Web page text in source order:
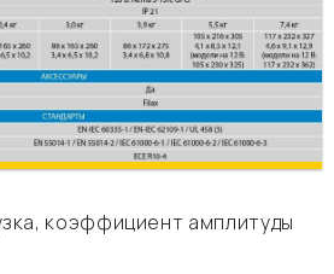
коэффициент амплитуды